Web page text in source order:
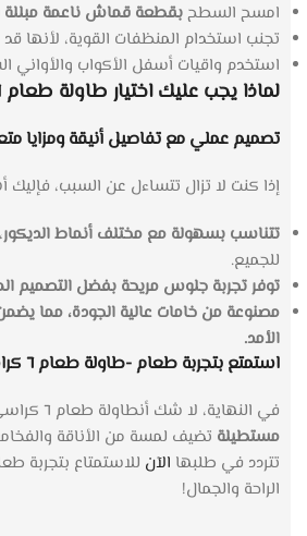
امسح السطحبقطعة قماش ناعمة مبللة
تجنب استخدام المنظفات القوية، لأنها قد
استخدم واقيات أسفل الأكواب والأواني
لماذا يجب عليك اختيار طاولة طعام ٦ كراسي جارلاند؟
تصميم عملي مع تفاصيل أنيقة ومزايا
إذا كنت لا تزال تتساءل عن السبب، فإليك
تتناسب بسهولة مع مختلف أنماط الديكور
للجميع.
توفر تجربة جلوس مريحة بفضل التصميم
مصنوعة من خامات عالية الجودة، مما
الأمد.
استمتع بتجربة طعام -طاولة طعام ٦ كراسي جارلاند
في النهاية، لا شك أنطاولة طعام ٦ كراسي جارلاند
مستطيلة تضيف لمسة من الأناقة
تتردد في طلبها الآن للاستمتاع بتجربة
الراحة والجمال!